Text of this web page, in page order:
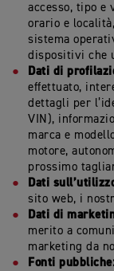
accesso, tipo e
orario e
sistema
dispositivi che
Dati di
effettuato,
dettagli per
VIN),
marca e
motore,
prossimo
Dati
sito web, i
Dati di
merito a
marketing da
Fonti